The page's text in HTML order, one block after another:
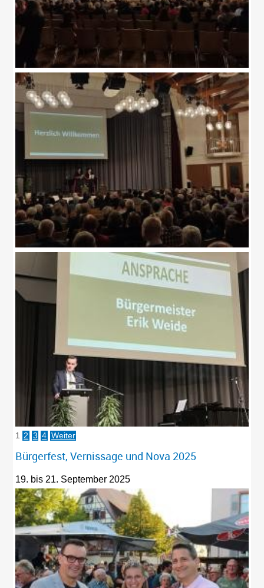
1 2 3 4 Weiter
Bürgerfest, Vernissage und Nova 2025
19. bis 21. September 2025